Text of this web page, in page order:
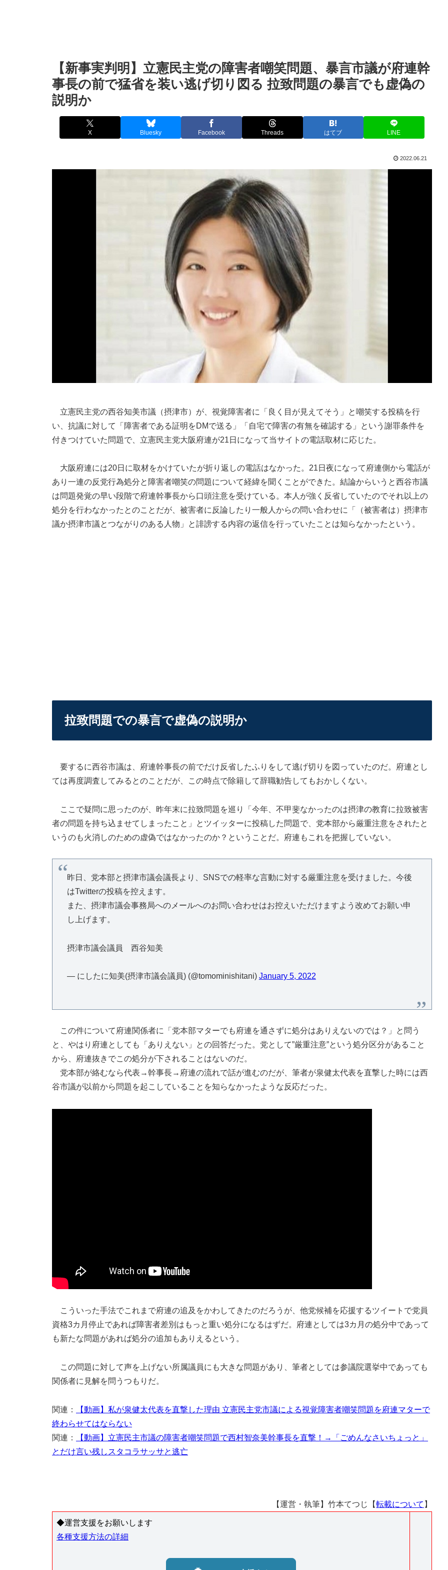
【新事実判明】立憲民主党の障害者嘲笑問題、暴言市議が府連幹
事長の前で猛省を装い逃げ切り図る 拉致問題の暴言でも虚偽の
説明か
X Bluesky Facebook Threads はてブ LINE
2022.06.21
立憲民主党の西谷知美市議（摂津市）が、視覚障害者に「良く目が見えてそう」と嘲笑する投稿を行
い、抗議に対して「障害者である証明をDMで送る」「自宅で障害の有無を確認する」という謝罪条件を
付きつけていた問題で、立憲民主党大阪府連が21日になって当サイトの電話取材に応じた。
大阪府連には20日に取材をかけていたが折り返しの電話はなかった。21日夜になって府連側から電話が
あり一連の反党行為処分と障害者嘲笑の問題について経緯を聞くことができた。結論からいうと西谷市議
は問題発覚の早い段階で府連幹事長から口頭注意を受けている。本人が強く反省していたのでそれ以上の
処分を行わなかったとのことだが、被害者に反論したり一般人からの問い合わせに「（被害者は）摂津市
議か摂津市議とつながりのある人物」と誹謗する内容の返信を行っていたことは知らなかったという。
拉致問題での暴言で虚偽の説明か
要するに西谷市議は、府連幹事長の前でだけ反省したふりをして逃げ切りを図っていたのだ。府連とし
ては再度調査してみるとのことだが、この時点で除籍して辞職勧告してもおかしくない。
ここで疑問に思ったのが、昨年末に拉致問題を巡り「今年、不甲斐なかったのは摂津の教育に拉致被害
者の問題を持ち込ませてしまったこと」とツイッターに投稿した問題で、党本部から厳重注意をされたと
いうのも火消しのための虚偽ではなかったのか？ということだ。府連もこれを把握していない。
昨日、党本部と摂津市議会議長より、SNSでの軽率な言動に対する厳重注意を受けました。今後
はTwitterの投稿を控えます。
また、摂津市議会事務局へのメールへのお問い合わせはお控えいただけますよう改めてお願い申
し上げます。
摂津市議会議員 西谷知美
— にしたに知美(摂津市議会議員) (@tomominishitani) January 5, 2022
この件について府連関係者に「党本部マターでも府連を通さずに処分はありえないのでは？」と問う
と、やはり府連としても「ありえない」との回答だった。党として”厳重注意”という処分区分があること
から、府連抜きでこの処分が下されることはないのだ。
党本部が絡むなら代表→幹事長→府連の流れで話が進むのだが、筆者が泉健太代表を直撃した時には西
谷市議が以前から問題を起こしていることを知らなかったような反応だった。
こういった手法でこれまで府連の追及をかわしてきたのだろうが、他党候補を応援するツイートで党員
資格3カ月停止であれば障害者差別はもっと重い処分になるはずだ。府連としては3カ月の処分中であって
も新たな問題があれば処分の追加もありえるという。
この問題に対して声を上げない所属議員にも大きな問題があり、筆者としては参議院選挙中であっても
関係者に見解を問うつもりだ。
関連：
【動画】私が泉健太代表を直撃した理由 立憲民主党市議による視覚障害者嘲笑問題を府連マターで
終わらせてはならない
関連：
【動画】立憲民主市議の障害者嘲笑問題で西村智奈美幹事長を直撃！→「ごめんなさいちょっと」
とだけ言い残しスタコラサッサと逃亡
【運営・執筆】竹本てつじ【転載について 】
◆運営支援をお願いします
各種支援方法の詳細